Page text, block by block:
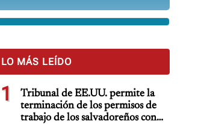
LO MÁS LEÍDO
1
Tribunal de EE.UU. permite la
terminación de los permisos de
trabajo de los salvadoreños con